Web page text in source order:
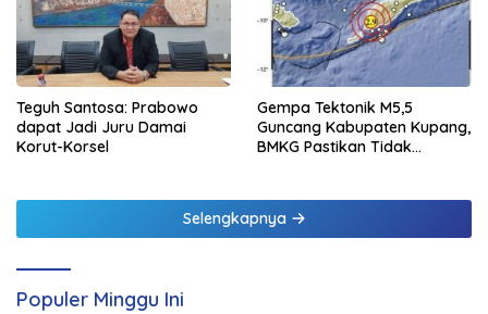
Teguh Santosa: Prabowo
dapat Jadi Juru Damai
Korut-Korsel
Gempa Tektonik M5,5
Guncang Kabupaten Kupang,
BMKG Pastikan Tidak
Selengkapnya
Populer Minggu Ini